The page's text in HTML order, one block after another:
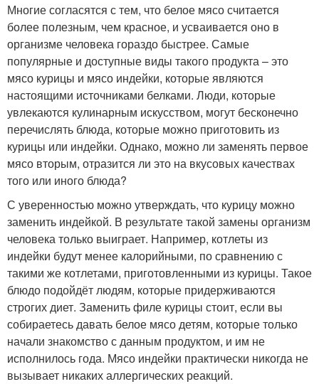
Многие согласятся с тем, что белое мясо считается
более полезным, чем красное, и усваивается оно в
организме человека гораздо быстрее. Самые
популярные и доступные виды такого продукта – это
мясо курицы и мясо индейки, которые являются
настоящими источниками белками. Люди, которые
увлекаются кулинарным искусством, могут бесконечно
перечислять блюда, которые можно приготовить из
курицы или индейки. Однако, можно ли заменять первое
мясо вторым, отразится ли это на вкусовых качествах
того или иного блюда?
С уверенностью можно утверждать, что курицу можно
заменить индейкой. В результате такой замены организм
человека только выиграет. Например, котлеты из
индейки будут менее калорийными, по сравнению с
такими же котлетами, приготовленными из курицы. Такое
блюдо подойдёт людям, которые придерживаются
строгих диет. Заменить филе курицы стоит, если вы
собираетесь давать белое мясо детям, которые только
начали знакомство с данным продуктом, и им не
исполнилось года. Мясо индейки практически никогда не
вызывает никаких аллергических реакций.